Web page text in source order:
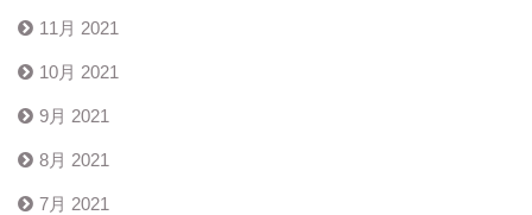
11月 2021
10月 2021
9月 2021
8月 2021
7月 2021